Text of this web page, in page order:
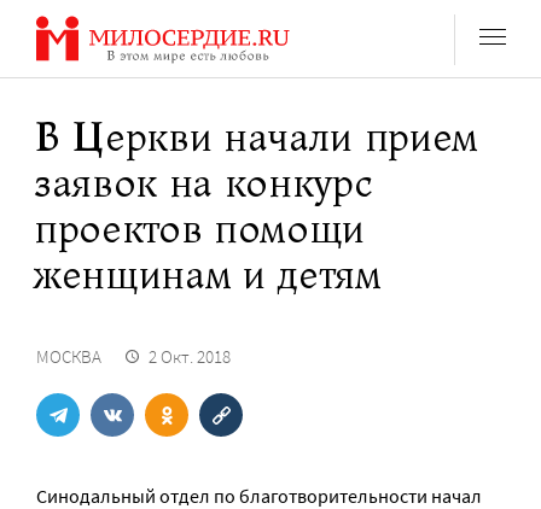
Перейти
содержанию
В Церкви начали прием
заявок на конкурс
проектов помощи
женщинам и детям
МОСКВА 2 Окт. 2018
Синодальный отдел по благотворительности начал